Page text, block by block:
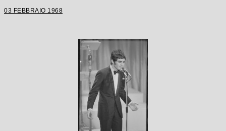
03 FEBBRAIO 1968